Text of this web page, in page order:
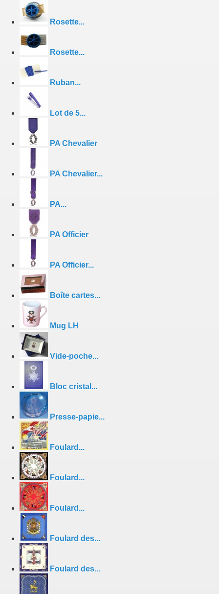
Rosette...
Rosette...
Ruban...
Lot de 5...
PA Chevalier
PA Chevalier...
PA...
PA Officier
PA Officier...
Boîte cartes...
Mug LH
Vide-poche...
Bloc cristal...
Presse-papie...
Foulard...
Foulard...
Foulard...
Foulard des...
Foulard des...